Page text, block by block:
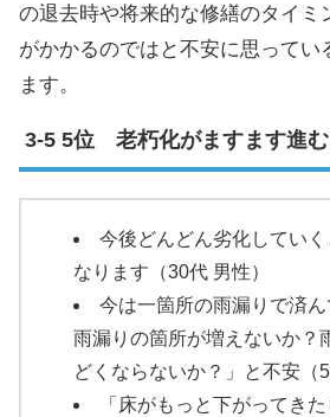
の退去時や将来的な修繕のタイミ
がかかるのではと不安に思ってい
ます。
5位 老朽化がますます進む
今後どんどん劣化してい
なります（30代 男性）
今は一箇所の雨漏りで済
雨漏りの箇所が増えないか？
どくならないか？」と不安（
「床がもっと下がってき